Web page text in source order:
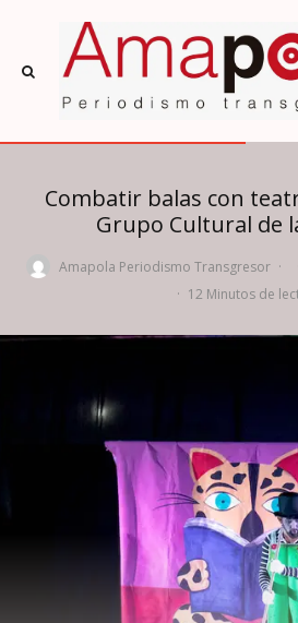
Combatir balas con
Grupo Cultural de
Amapola Periodismo Transgresor ·
· 12 Minutos de